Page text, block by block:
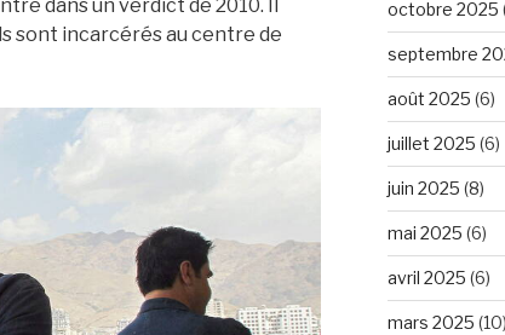
dans un verdict de 2010. Il
sont incarcérés au centre de
octobre 2025
septembre
août 2025 (6)
juillet 2025 (6)
juin 2025 (8)
mai 2025 (6)
avril 2025 (6)
mars 2025 (10)